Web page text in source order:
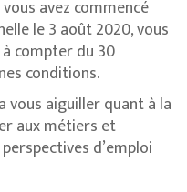
avez commencé
le 3 août 2020, vous
compter du 30
conditions.
vous aiguiller quant à la
aux métiers et
d’emploi